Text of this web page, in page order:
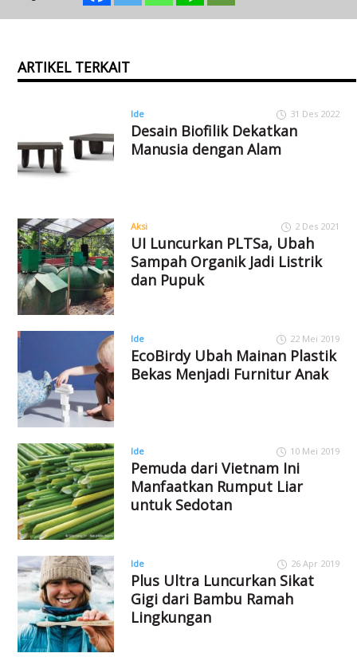
ARTIKEL TERKAIT
Ide 31 Des 2022
Desain Biofilik Dekatkan
Manusia dengan Alam
Aksi 2 Des 2021
UI Luncurkan PLTSa, Ubah
Sampah Organik Jadi Listrik
dan Pupuk
Ide 22 Mei 2019
EcoBirdy Ubah Mainan Plastik
Bekas Menjadi Furnitur Anak
Ide 10 Mei 2019
Pemuda dari Vietnam Ini
Manfaatkan Rumput Liar
untuk Sedotan
Ide 26 Apr 2019
Plus Ultra Luncurkan Sikat
Gigi dari Bambu Ramah
Lingkungan